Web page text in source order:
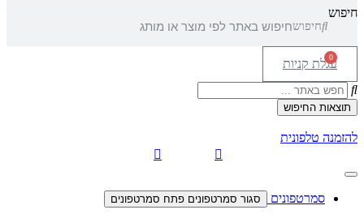
חיפוש
חיפוש
0
עגלת קניות
Search
...תוצאות החיפוש
להזמנה טלפונית
סמרטפונים סגור סמרטפונים פתח סמרטפונים